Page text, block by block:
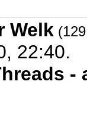
Welk
22:40.
-